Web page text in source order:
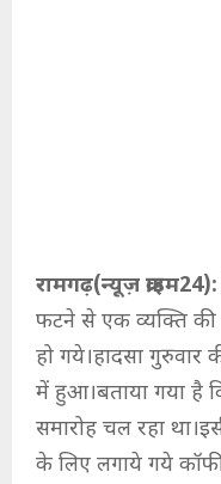
रामगढ़(न्यूज़ क्राइम24):
फटने से एक व्यक्ति की
हो गये।हादसा गुरुवार
में हुआ।बताया गया है
समारोह चल रहा
के लिए लगाये गये